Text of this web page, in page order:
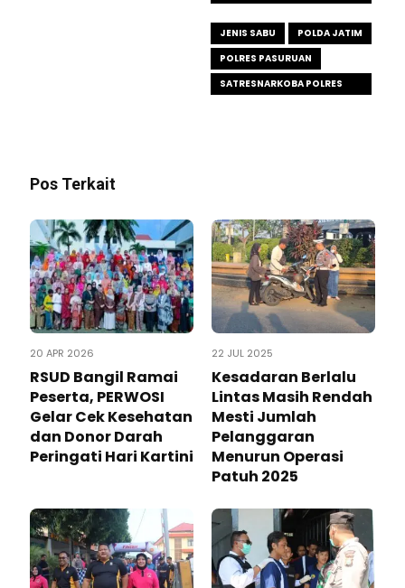
JENIS SABU
POLDA JATIM
POLRES PASURUAN
SATRESNARKOBA POLRES
Pos Terkait
20 APR 2026
‎RSUD Bangil Ramai
Peserta, PERWOSI
Gelar Cek Kesehatan
dan Donor Darah
Peringati Hari Kartini
22 JUL 2025
Kesadaran Berlalu
Lintas Masih Rendah
Mesti Jumlah
Pelanggaran
Menurun Operasi
Patuh 2025